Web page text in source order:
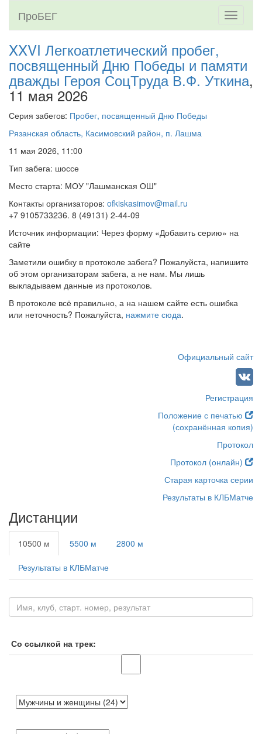
Toggle
ПроБЕГ
XXVI Легкоатлетический пробег,
посвященный Дню Победы и памяти
дважды Героя СоцТруда В.Ф. Уткина,
11 мая 2026
Серия забегов: Пробег, посвященный Дню Победы
Рязанская область, Касимовский район, п. Лашма
11 мая 2026, 11:00
Тип забега: шоссе
Место старта: МОУ "Лашманская ОШ"
Контакты организаторов: ofkiskasimov@mail.ru
+7 9105733236. 8 (49131) 2-44-09
Источник информации: Через форму «Добавить серию» на
сайте
Заметили ошибку в протоколе забега? Пожалуйста, напишите
об этом организаторам забега, а не нам. Мы лишь
выкладываем данные из протоколов.
В протоколе всё правильно, а на нашем сайте есть ошибка
или неточность? Пожалуйста, нажмите сюда.
Официальный сайт
Регистрация
Положение с печатью
(сохранённая копия)
Протокол
Протокол (онлайн)
Старая карточка серии
Результаты в КЛБМатче
Дистанции
10500 м 5500 м 2800 м
Результаты в КЛБМатче
Со ссылкой на трек: